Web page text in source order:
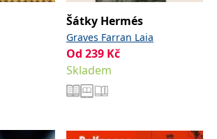
Šátky Hermés
Graves Farran Laia
Od 239 Kč
Skladem